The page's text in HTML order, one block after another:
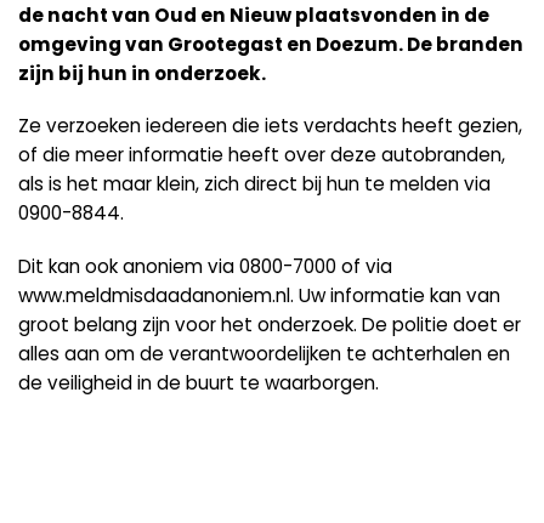
de nacht van Oud en Nieuw plaatsvonden in de
omgeving van Grootegast en Doezum. De branden
zijn bij hun in onderzoek.
Ze verzoeken iedereen die iets verdachts heeft gezien,
of die meer informatie heeft over deze autobranden,
als is het maar klein, zich direct bij hun te melden via
0900-8844.
Dit kan ook anoniem via 0800-7000 of via
www.meldmisdaadanoniem.nl. Uw informatie kan van
groot belang zijn voor het onderzoek. De politie doet er
alles aan om de verantwoordelijken te achterhalen en
de veiligheid in de buurt te waarborgen.